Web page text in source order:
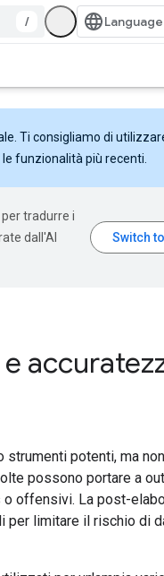
/
Ti consigliamo di
funzionalità più recenti.
tradurre i
dall'AI
potenti, ma
possono portare a
offensivi. La post-
per limitare il rischio di